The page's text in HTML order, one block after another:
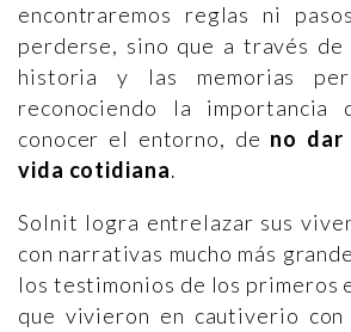
encontraremos reglas ni
perderse, sino que a través
historia y las memorias
reconociendo la importancia
conocer el entorno, de no dar
vida cotidiana.
Solnit logra entrelazar sus
con narrativas mucho más
los testimonios de los primeros
que vivieron en cautiverio con